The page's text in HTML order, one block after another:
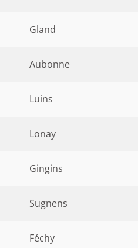
Gland
Aubonne
Luins
Lonay
Gingins
Sugnens
Féchy